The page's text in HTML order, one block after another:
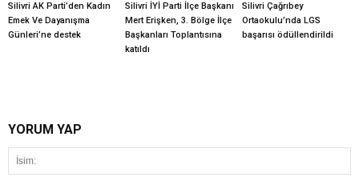
Silivri AK Parti’den Kadın
Emek Ve Dayanışma
Günleri’ne destek
Silivri İYİ Parti İlçe Başkanı
Mert Erişken, 3. Bölge İlçe
Başkanları Toplantısına
katıldı
Silivri Çağrıbey
Ortaokulu’nda LGS
başarısı ödüllendirildi
YORUM YAP